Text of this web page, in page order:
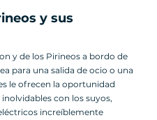
y sus
y de los Pirineos a bordo de
para una salida de ocio o una
le ofrecen la oportunidad
con los suyos,
increíblemente